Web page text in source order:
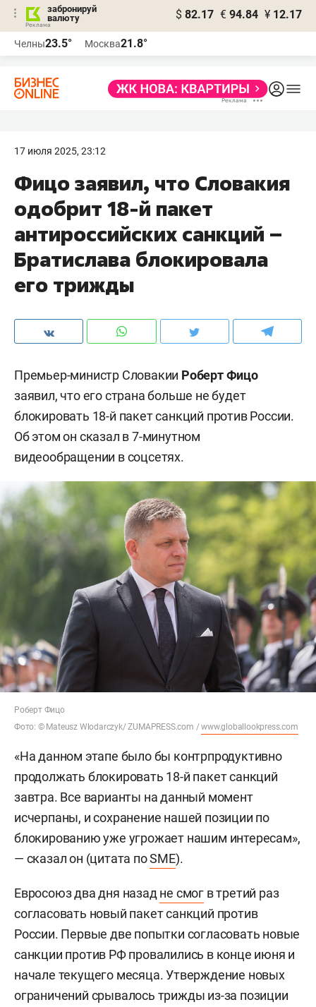
забронируй
валюту
$ 82.17 € 94.84 ¥ 12.17
Челны23.5° Москва21.8°
17 июля 2025, 23:12
Фицо заявил, что Словакия
одобрит 18-й пакет
антироссийских санкций –
Братислава блокировала
его трижды
Премьер-министр Словакии Роберт Фицо
заявил, что его страна больше не будет
блокировать 18-й пакет санкций против России.
Об этом он сказал в 7-минутном
видеообращении в соцсетях.
Роберт Фицо
Фото: © Mateusz Wlodarczyk/ ZUMAPRESS.com /www.globallookpress.com
«На данном этапе было бы контрпродуктивно
продолжать блокировать 18-й пакет санкций
завтра. Все варианты на данный момент
исчерпаны, и сохранение нашей позиции по
блокированию уже угрожает нашим интересам»,
— сказал он (цитата поSME).
Евросоюз два дня назад не смог в третий раз
согласовать новый пакет санкций против
России. Первые две попытки согласовать новые
санкции против РФ провалились в конце июня и
начале текущего месяца. Утверждение новых
ограничений срывалось трижды из-за позиции